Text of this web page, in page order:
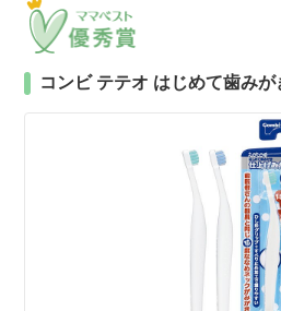
コンビ テテオ はじめて歯みが